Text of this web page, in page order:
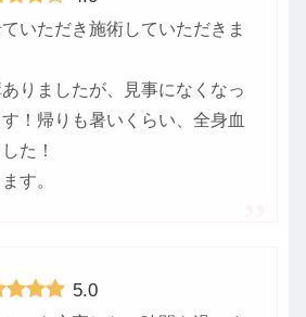
いただき施術していただきま
りましたが、見事になくなっ
！帰りも暑いくらい、全身血
た！
す。
5.0